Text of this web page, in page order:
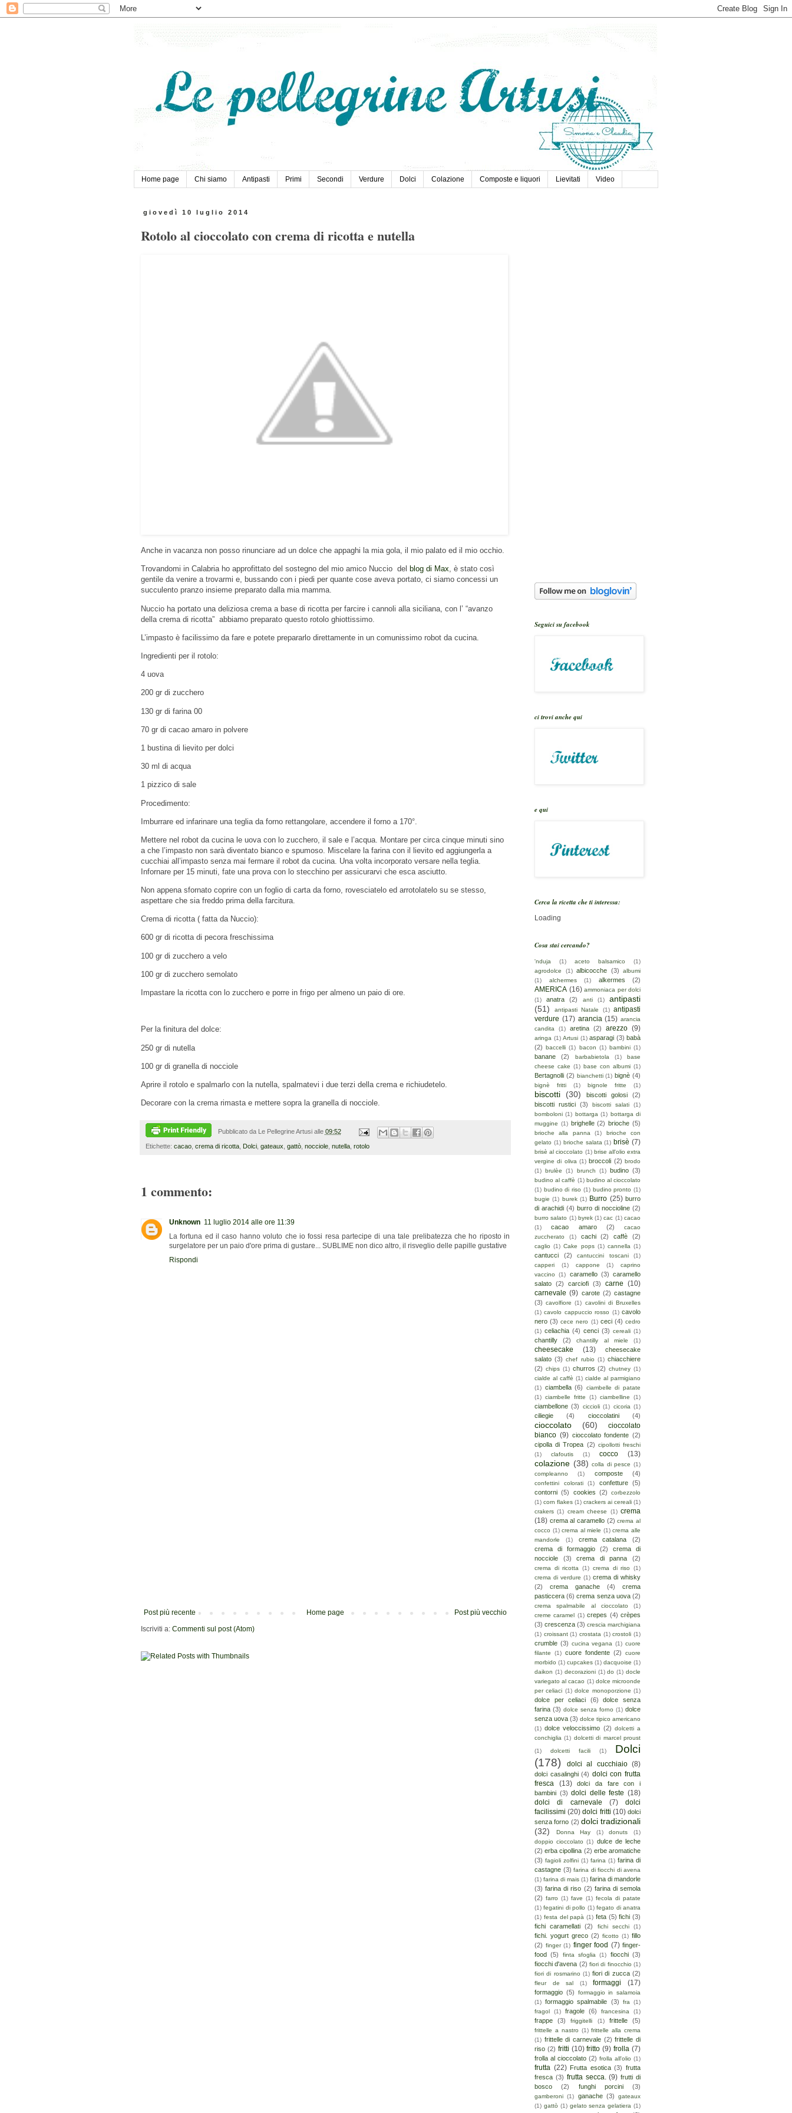
Home page Chi siamo Antipasti Primi Secondi Verdure Dolci Colazione Composte e liquori Lievitati Video
giovedì 10 luglio 2014
Rotolo al cioccolato con crema di ricotta e nutella
Anche in vacanza non posso rinunciare ad un dolce che appaghi la mia gola, il mio palato ed il mio occhio.
Trovandomi in Calabria ho approfittato del sostegno del mio amico Nuccio del blog di Max, è stato così
gentile da venire a trovarmi e, bussando con i piedi per quante cose aveva portato, ci siamo concessi un
succulento pranzo insieme preparato dalla mia mamma.
Nuccio ha portato una deliziosa crema a base di ricotta per farcire i cannoli alla siciliana, con l’ “avanzo
della crema di ricotta” abbiamo preparato questo rotolo ghiottissimo.
L’impasto è facilissimo da fare e potete prepararlo direttamente in un comunissimo robot da cucina.
Ingredienti per il rotolo:
4 uova
200 gr di zucchero
130 gr di farina 00
70 gr di cacao amaro in polvere
1 bustina di lievito per dolci
30 ml di acqua
1 pizzico di sale
Procedimento:
Imburrare ed infarinare una teglia da forno rettangolare, accendere il forno a 170°.
Mettere nel robot da cucina le uova con lo zucchero, il sale e l’acqua. Montare per circa cinque minuti sino
a che l’impasto non sarà diventato bianco e spumoso. Miscelare la farina con il lievito ed aggiungerla a
cucchiai all’impasto senza mai fermare il robot da cucina. Una volta incorporato versare nella teglia.
Infornare per 15 minuti, fate una prova con lo stecchino per assicurarvi che esca asciutto.
Non appena sfornato coprire con un foglio di carta da forno, rovesciatelo ed arrotolatelo su se stesso,
aspettare che sia freddo prima della farcitura.
Crema di ricotta ( fatta da Nuccio):
600 gr di ricotta di pecora freschissima
100 gr di zucchero a velo
100 gr di zucchero semolato
Impastare la ricotta con lo zucchero e porre in frigo per almeno un paio di ore.
Per la finitura del dolce:
250 gr di nutella
100 gr di granella di nocciole
Aprire il rotolo e spalmarlo con la nutella, spalmatevi i due terzi della crema e richiudetelo.
Decorare con la crema rimasta e mettere sopra la granella di nocciole.
Pubblicato da Le Pellegrine Artusi alle 09:52
Etichette: cacao crema di ricotta Dolci gateaux gattò nocciole nutella rotolo
1 commento:
Unknown 11 luglio 2014 alle ore 11:39
La fortuna ed il caso hanno voluto che io fossi resa partecipe di una tale prelibatezza che ho riposto in
surgelatore per un paio d'ore prima di gustare... SUBLIME non dico altro, il risveglio delle papille gustative
Rispondi
Post più recente Post più vecchio
Home page
Iscriviti a: Commenti sul post (Atom)
Seguici su facebook
ci trovi anche qui
e qui
Cerca la ricetta che ti interessa:
Loading
Cosa stai cercando?
'nduja (1) aceto balsamico
(1)
agrodolce
(1) albicocche (3)
albumi
(1)
alchermes (1) alkermes (2)
AMERICA (16) ammoniaca per dolci
(1)
anatra (2) anti (1)
antipasti
(51)
antipasti Natale (1) antipasti
verdure (17) arancia (15) arancia
candita
(1) aretina (2) arezzo (9)
aringa (1) Artusi (1) asparagi (3) babà
(2)
baccelli (1) bacon (1) bambini (1)
banane (2) barbabietola (1)
base
cheese cake (1) base con albumi (1)
Bertagnolli (2) bianchetti (1) bignè (4)
bignè fritti (1) bignole fritte (1)
biscotti (30) biscotti golosi
(2)
biscotti rustici (3) biscotti salati
(1)
bomboloni (1) bottarga (1) bottarga di
muggine (1) brighelle (2) brioche (5)
brioche alla panna (1)
brioche con
gelato (1) brioche salata (1) brisè (7)
brisè al cioccolato (1) brise all'olio extra
vergine di oliva (1) broccoli (2) brodo
(1)
brulèe (1) brunch (1) budino (3)
budino al caffè (1) budino al cioccolato
(1) budino di riso (1) budino pronto (1)
bugie (1) burek (1) Burro (25) burro
di arachidi (4) burro di noccioline (2)
burro salato (1) byrek (1) cac (1) cacao
(1)
cacao amaro (2)
cacao
zuccherato
(1) cachi (2) caffè (2)
caglio (1) Cake pops (1) cannella (1)
cantucci (2) cantuccini toscani
(1)
capperi
(1) cappone (1)
caprino
vaccino
(1) caramello (3) caramello
salato (2) carciofi (3) carne (10)
carnevale (9) carote (2) castagne
(3) cavolfiore (1) cavolini di Bruxelles
(1) cavolo cappuccio rosso (1) cavolo
nero (3) cece nero (1) ceci (4) cedro
(1) celiachia (4) cenci (3) cereali (1)
chantilly (2) chantilly al miele (1)
cheesecake (13)
cheesecake
salato (3) chef rubio (1) chiacchiere
(2) chips (1) churros (2) chutney (1)
cialde al caffè (1) cialde al parmigiano
(1) ciambella (6)
ciambelle di patate
(1) ciambelle fritte (1) ciambelline (1)
ciambellone (3) ciccioli (1) cicoria (1)
ciliegie (4) cioccolatini (4)
cioccolato (60)
cioccolato
bianco (9) cioccolato fondente (2)
cipolla di Tropea (2) cipollotti freschi
(1)
clafoutis (1) cocco (13)
colazione (38) colla di pesce (1)
compleanno
(1) composte (4)
confettini colorati (1) confetture
(5)
contorni (5) cookies (2)
corbezzolo
(1) corn flakes (1) crackers ai cereali (1)
crakers (1) cream cheese (1) crema
(18) crema al caramello (2) crema al
cocco (1) crema al miele (1) crema alle
mandorle
(1) crema catalana
(2)
crema di formaggio
(2)
crema di
nocciole
(3) crema di panna (2)
crema di ricotta (1) crema di riso
(1)
crema di verdure (1) crema di whisky
(2)
crema ganache (4)
crema
pasticcera (6) crema senza uova (2)
crema spalmabile al cioccolato
(1)
creme caramel
(1) crepes (4) crèpes
(3) crescenza (3) crescia marchigiana
(1) croissant (1) crostata (1) crostoli (1)
crumble (3) cucina vegana (1) cuore
filante
(1) cuore fondente (2)
cuore
morbido (1) cupcakes (1) dacquoise (1)
daikon (1) decorazioni (1) do (1) docle
variegato al cacao (1) dolce microonde
per celiaci (1) dolce monoporzione (1)
dolce per celiaci (6)
dolce senza
farina (3) dolce senza forno (1) dolce
senza uova (3) dolce tipico americano
(1) dolce veloccissimo (2) dolcetti a
conchiglia (1) dolcetti di marcel proust
(1)
dolcetti facili (1)
Dolci
(178)
dolci al cucchiaio (8)
dolci casalinghi (4) dolci con frutta
fresca
(13)
dolci da fare con i
bambini (3) dolci delle feste (18)
dolci di carnevale
(7)
dolci
facilissimi (20) dolci fritti (10) dolci
senza forno (2) dolci tradizionali
(32)
Donna Hay (1) donuts
(1)
doppio cioccolato (1) dulce de leche
(2) erba cipollina (2) erbe aromatiche
(3) fagioli zolfini (1) farina (1) farina di
castagne (3) farina di fiocchi di avena
(1) farina di mais (1) farina di mandorle
(3) farina di riso (2) farina di semola
(2) farro (1) fave (1) fecola di patate
(1) fegatini di pollo (1) fegato di anatra
(1) festa del papà (1) feta (5) fichi (3)
fichi caramellati
(2) fichi secchi (1)
fichi. yogurt greco (2) ficotto (1) fillo
(2) finger (1) finger food (7) finger-
food
(5) finta sfoglia (1) fiocchi (3)
fiocchi d'avena (2) fiori di finocchio (1)
fiori di rosmarino (1) fiori di zucca (2)
fleur de sal (1) formaggi (17)
formaggio (5)
formaggio in salamoia
(1) formaggio spalmabile (3) fra (1)
fragol
(1) fragole (6) francesina (1)
frappe (3) friggitelli (1) frittelle (5)
frittelle a nastro (1) frittelle alla crema
(1) frittelle di carnevale (2) frittelle di
riso (2) fritti (10) fritto (9) frolla (7)
frolla al cioccolato (2) frolla all'olio (1)
frutta (22) Frutta esotica (3) frutta
fresca (3) frutta secca. (9) frutti di
bosco
(2) funghi porcini (3)
gamberoni (1) ganache (3)
gateaux
(1) gattò (1) gelato senza gelatiera (1)